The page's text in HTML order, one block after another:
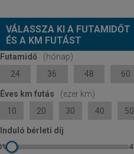
VÁLASSZA KI A FUTAMIDŐT
ÉS A KM FUTÁST
Futamidő
(hónap)
24
36 48 60
Éves km futás
(ezer km)
10
20 30 40 50
Induló bérleti díj